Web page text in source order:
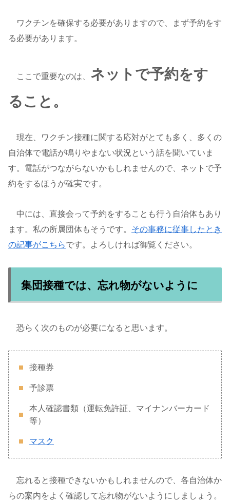
ワクチンを確保する必要がありますので、まず予約をす
る必要があります。
ここで重要なのは、 ネットで予約をす
ること。
現在、ワクチン接種に関する応対がとても多く、多くの
自治体で電話が鳴りやまない状況という話を聞いていま
す。電話がつながらないかもしれませんので、ネットで予
約をするほうが確実です。
中には、直接会って予約をすることも行う自治体もあり
ます。私の所属団体もそうです。 その事務に従事したとき
の記事がこちらです。よろしければ御覧ください。
集団接種では、忘れ物がないように
恐らく次のものが必要になると思います。
接種券
予診票
本人確認書類（運転免許証、マイナンバーカード
等）
マスク
忘れると接種できないかもしれませんので、各自治体か
らの案内をよく確認して忘れ物がないようにしましょう。